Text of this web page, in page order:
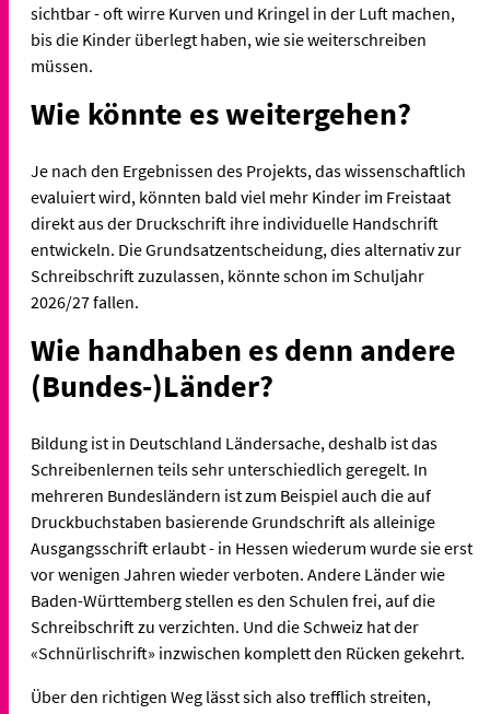
sichtbar - oft wirre Kurven und Kringel in der Luft machen,
bis die Kinder überlegt haben, wie sie weiterschreiben
müssen.
Wie könnte es weitergehen?
Je nach den Ergebnissen des Projekts, das wissenschaftlich
evaluiert wird, könnten bald viel mehr Kinder im Freistaat
direkt aus der Druckschrift ihre individuelle Handschrift
entwickeln. Die Grundsatzentscheidung, dies alternativ zur
Schreibschrift zuzulassen, könnte schon im Schuljahr
2026/27 fallen.
Wie handhaben es denn andere
(Bundes-)Länder?
Bildung ist in Deutschland Ländersache, deshalb ist das
Schreibenlernen teils sehr unterschiedlich geregelt. In
mehreren Bundesländern ist zum Beispiel auch die auf
Druckbuchstaben basierende Grundschrift als alleinige
Ausgangsschrift erlaubt - in Hessen wiederum wurde sie erst
vor wenigen Jahren wieder verboten. Andere Länder wie
Baden-Württemberg stellen es den Schulen frei, auf die
Schreibschrift zu verzichten. Und die Schweiz hat der
«Schnürlischrift» inzwischen komplett den Rücken gekehrt.
Über den richtigen Weg lässt sich also trefflich streiten,